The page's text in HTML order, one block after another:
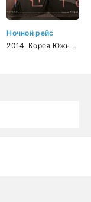
, семейный
Ночной рейс
2014 Корея Южная